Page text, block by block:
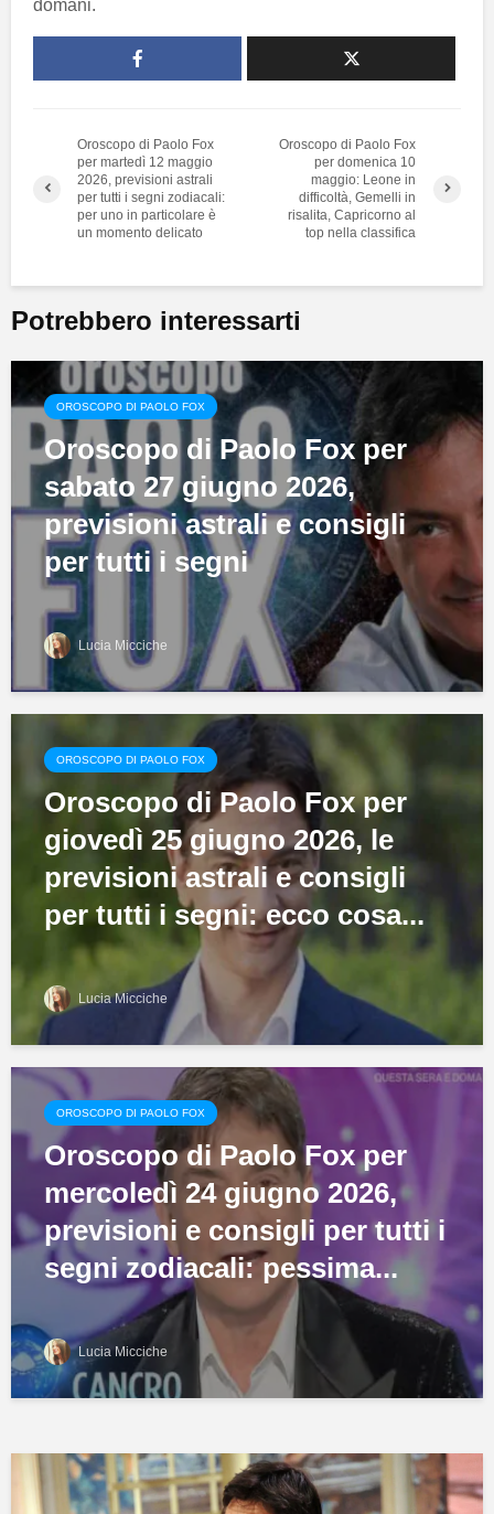
domani.
Oroscopo di Paolo Fox
per martedì 12 maggio
2026, previsioni astrali
per tutti i segni zodiacali:
per uno in particolare è
un momento delicato
Oroscopo di Paolo Fox
per domenica 10
maggio: Leone in
difficoltà, Gemelli in
risalita, Capricorno al
top nella classifica
Potrebbero interessarti
OROSCOPO DI PAOLO FOX
Oroscopo di Paolo Fox per
sabato 27 giugno 2026,
previsioni astrali e consigli
per tutti i segni
Lucia Micciche
OROSCOPO DI PAOLO FOX
Oroscopo di Paolo Fox per
giovedì 25 giugno 2026, le
previsioni astrali e consigli
per tutti i segni: ecco cosa...
Lucia Micciche
OROSCOPO DI PAOLO FOX
Oroscopo di Paolo Fox per
mercoledì 24 giugno 2026,
previsioni e consigli per tutti i
segni zodiacali: pessima...
Lucia Micciche